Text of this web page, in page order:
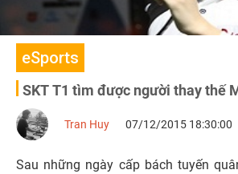
eSports
SKT T1 tìm được người thay thế
Tran Huy 07/12/2015 18:30:00
Sau những ngày cấp bách tuyến